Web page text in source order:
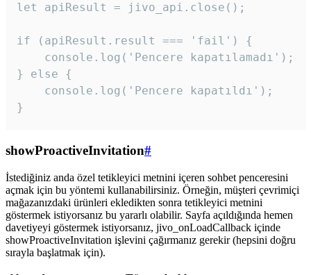
let apiResult = jivo_api.close();
if (apiResult.result === 'fail') {
    console.log('Pencere kapatılamadı');
} else {
    console.log('Pencere kapatıldı');
}
showProactiveInvitation#
İstediğiniz anda özel tetikleyici metnini içeren sohbet penceresini
açmak için bu yöntemi kullanabilirsiniz. Örneğin, müşteri çevrimiçi
mağazanızdaki ürünleri ekledikten sonra tetikleyici metnini
göstermek istiyorsanız bu yararlı olabilir. Sayfa açıldığında hemen
davetiyeyi göstermek istiyorsanız, jivo_onLoadCallback içinde
showProactiveInvitation işlevini çağırmanız gerekir (hepsini doğru
sırayla başlatmak için).